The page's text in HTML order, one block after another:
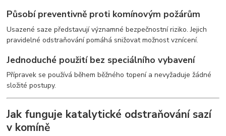
Působí preventivně proti komínovým požárům
Usazené saze představují významné bezpečnostní riziko. Jejich
pravidelné odstraňování pomáhá snižovat možnost vznícení.
Jednoduché použití bez speciálního vybavení
Přípravek se používá během běžného topení a nevyžaduje žádné
složité postupy.
Jak funguje katalytické odstraňování sazí
v komíně